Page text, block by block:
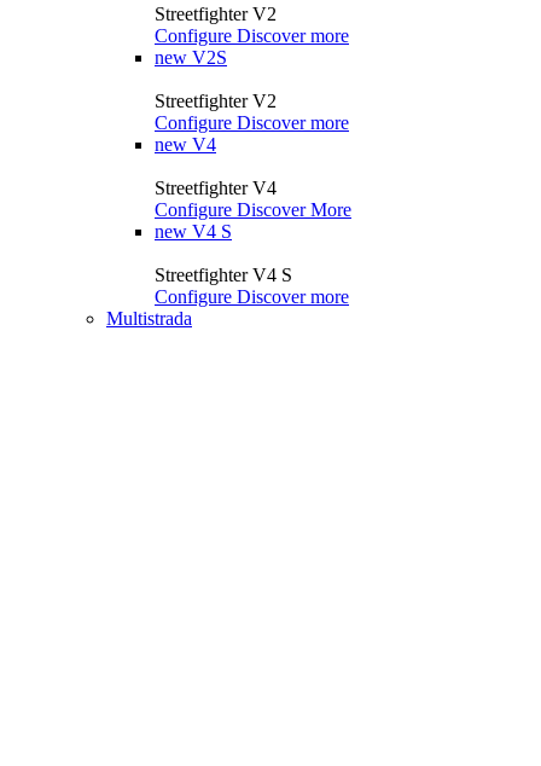
Streetfighter V2
Configure Discover more
new V2S
Streetfighter V2
Configure Discover more
new V4
Streetfighter V4
Configure Discover More
new V4 S
Streetfighter V4 S
Configure Discover more
Multistrada